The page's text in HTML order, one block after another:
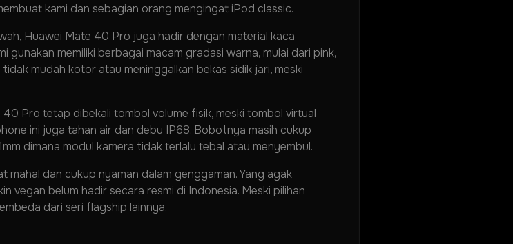
kami dan sebagian orang mengingat iPod classic.
Huawei Mate 40 Pro juga hadir dengan material kaca
gunakan memiliki berbagai macam gradasi warna, mulai dari pink,
mudah kotor atau meninggalkan bekas sidik jari, meski
Pro tetap dibekali tombol volume fisik, meski tombol virtual
ini juga tahan air dan debu IP68. Bobotnya masih cukup
dimana modul kamera tidak terlalu tebal atau menyembul.
dan cukup nyaman dalam genggaman. Yang agak
vegan belum hadir secara resmi di Indonesia. Meski pilihan
dari seri flagship lainnya.